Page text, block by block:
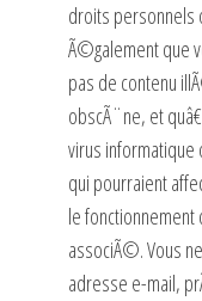
droits
Ã©galement que
pas de contenu
obscÃ¨ne, et
virus
qui pourraient
le fonctionnement
associÃ©. Vous
adresse e-mail,